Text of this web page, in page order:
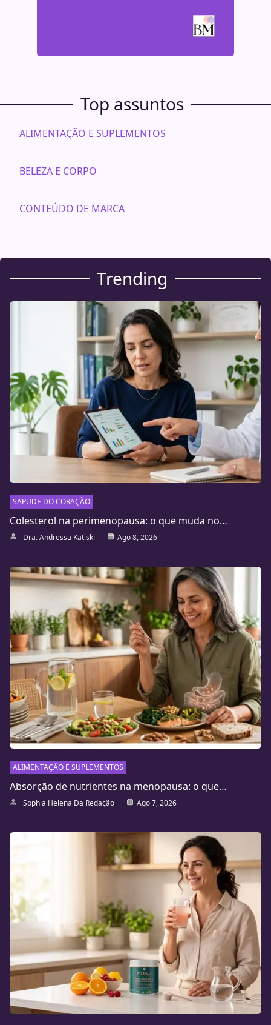
Top assuntos
ALIMENTAÇÃO E SUPLEMENTOS
BELEZA E CORPO
CONTEÚDO DE MARCA
Trending
SAPUDE DO CORAÇÃO
Colesterol na perimenopausa: o que muda no…
Dra. Andressa Katiski Ago 8, 2026
ALIMENTAÇÃO E SUPLEMENTOS
Absorção de nutrientes na menopausa: o que…
Sophia Helena Da Redação Ago 7, 2026